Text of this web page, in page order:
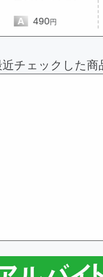
A 490円
近チェックした商